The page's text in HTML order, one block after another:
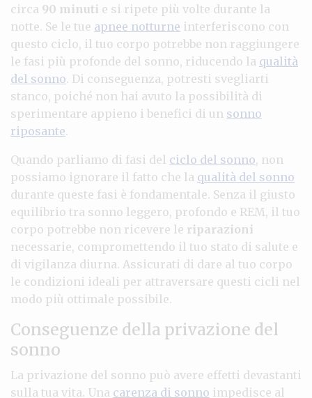
circa 90 minuti e si ripete più volte durante la
notte. Se le tue apnee notturne interferiscono con
questo ciclo, il tuo corpo potrebbe non raggiungere
le fasi più profonde del sonno, riducendo la qualità
del sonno. Di conseguenza, potresti svegliarti
stanco, poiché non hai avuto la possibilità di
sperimentare appieno i benefici di un sonno
riposante.
Quando parliamo di fasi del ciclo del sonno, non
possiamo ignorare il fatto che la qualità del sonno
durante queste fasi è fondamentale. Senza il giusto
equilibrio tra sonno leggero, profondo e REM, il tuo
corpo potrebbe non ricevere le riparazioni
necessarie, compromettendo il tuo stato di salute e
di vigilanza diurna. Assicurati di dare al tuo corpo
le condizioni ideali per attraversare questi cicli nel
modo più ottimale possibile.
Conseguenze della privazione del
sonno
La privazione del sonno può avere effetti devastanti
sulla tua vita. Una carenza di sonno impedisce al